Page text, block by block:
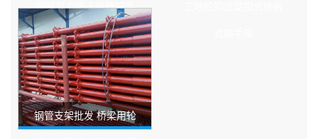
钢管剪力墙卡管器脚手
架扣件卡钩加固卡管器
钢管支架批发 桥梁用轮